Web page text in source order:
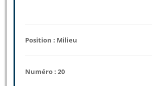
Position : Milieu
Numéro : 20